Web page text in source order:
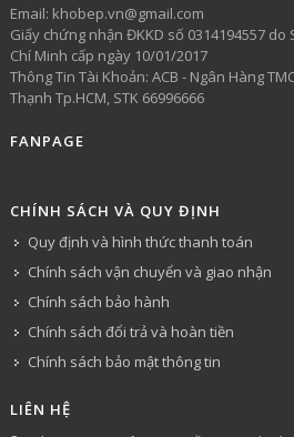
Email: khobep.vn@gmail.com
Giấy chứng nhận ĐKKD số 0314194557 do
Chí Minh cấp ngày 10/01/2017
Thông Tin Tài Khoản: ACB - Ngân Hàng
Thạnh Tp.HCM, STK 66996666
FANPAGE
CHÍNH SÁCH VÀ QUY ĐỊNH
Quy định và hình thức thanh toán
Chính sách vận chuyển và giao nhận
Chính sách bảo hành
Chính sách đổi trả và hoàn tiền
Chính sách bảo mật thông tin
LIÊN HỆ